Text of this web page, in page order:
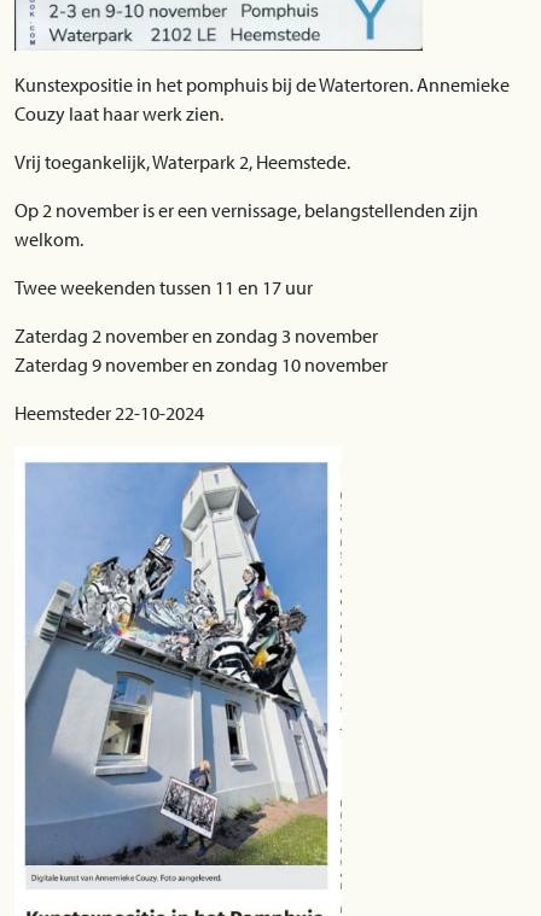
Kunstexpositie in het pomphuis bij de Watertoren. Annemieke
Couzy laat haar werk zien.
Vrij toegankelijk, Waterpark 2, Heemstede.
Op 2 november is er een vernissage, belangstellenden zijn
welkom.
Twee weekenden tussen 11 en 17 uur
Zaterdag 2 november en zondag 3 november
Zaterdag 9 november en zondag 10 november
Heemsteder 22-10-2024